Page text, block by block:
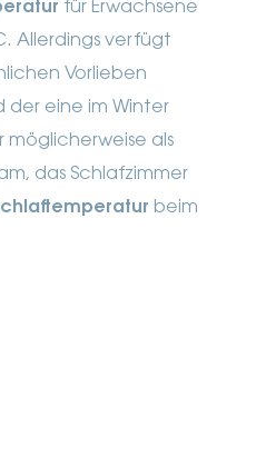
für Erwachsene
Allerdings verfügt
Vorlieben
der eine im Winter
als
das Schlafzimmer
beim